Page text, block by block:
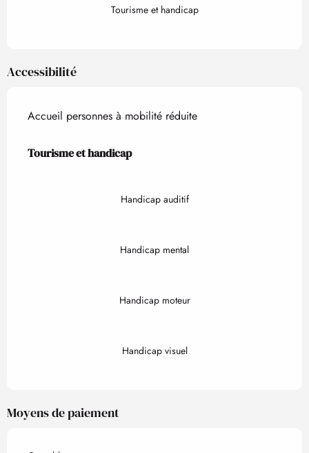
Tourisme et handicap
Accessibilité
Accueil personnes à mobilité réduite
Tourisme et handicap
Tourisme et handicap
Handicap auditif
Handicap mental
Handicap moteur
Handicap visuel
Moyens de paiement